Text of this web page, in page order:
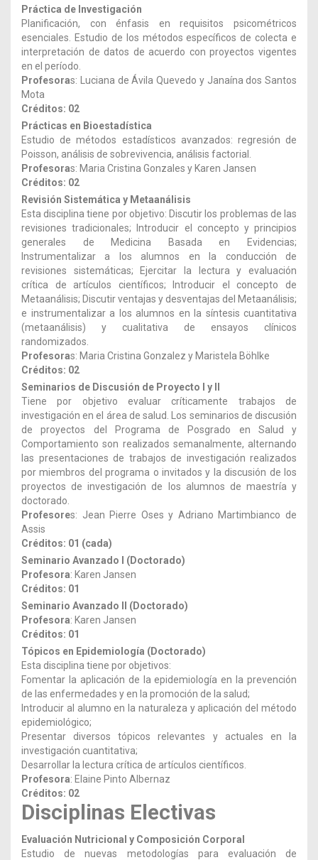
Práctica de Investigación
Planificación, con énfasis en requisitos psicométricos
esenciales. Estudio de los métodos específicos de colecta e
interpretación de datos de acuerdo con proyectos vigentes
en el período.
Profesoras: Luciana de Ávila Quevedo y Janaína dos Santos
Mota
Créditos: 02
Prácticas en Bioestadística
Estudio de métodos estadísticos avanzados: regresión de
Poisson, análisis de sobrevivencia, análisis factorial.
Profesoras: Maria Cristina Gonzales y Karen Jansen
Créditos: 02
Revisión Sistemática y Metaanálisis
Esta disciplina tiene por objetivo: Discutir los problemas de las
revisiones tradicionales; Introducir el concepto y principios
generales de Medicina Basada en Evidencias;
Instrumentalizar a los alumnos en la conducción de
revisiones sistemáticas; Ejercitar la lectura y evaluación
crítica de artículos científicos; Introducir el concepto de
Metaanálisis; Discutir ventajas y desventajas del Metaanálisis;
e instrumentalizar a los alumnos en la síntesis cuantitativa
(metaanálisis) y cualitativa de ensayos clínicos
randomizados.
Profesoras: Maria Cristina Gonzalez y Maristela Böhlke
Créditos: 02
Seminarios de Discusión de Proyecto I y II
Tiene por objetivo evaluar críticamente trabajos de
investigación en el área de salud. Los seminarios de discusión
de proyectos del Programa de Posgrado en Salud y
Comportamiento son realizados semanalmente, alternando
las presentaciones de trabajos de investigación realizados
por miembros del programa o invitados y la discusión de los
proyectos de investigación de los alumnos de maestría y
doctorado.
Profesores: Jean Pierre Oses y Adriano Martimbianco de
Assis
Créditos: 01 (cada)
Seminario Avanzado I (Doctorado)
Profesora: Karen Jansen
Créditos: 01
Seminario Avanzado II (Doctorado)
Profesora: Karen Jansen
Créditos: 01
Tópicos en Epidemiología (Doctorado)
Esta disciplina tiene por objetivos:
Fomentar la aplicación de la epidemiología en la prevención
de las enfermedades y en la promoción de la salud;
Introducir al alumno en la naturaleza y aplicación del método
epidemiológico;
Presentar diversos tópicos relevantes y actuales en la
investigación cuantitativa;
Desarrollar la lectura crítica de artículos científicos.
Profesora: Elaine Pinto Albernaz
Créditos: 02
Disciplinas Electivas
Evaluación Nutricional y Composición Corporal
Estudio de nuevas metodologías para evaluación de